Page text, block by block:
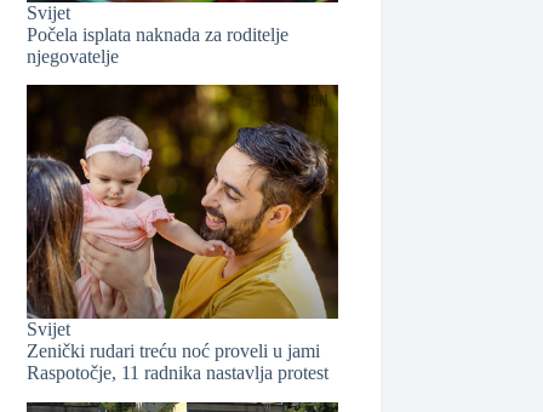
Svijet
Počela isplata naknada za roditelje
njegovatelje
Svijet
Zenički rudari treću noć proveli u jami
Raspotočje, 11 radnika nastavlja protest
❆